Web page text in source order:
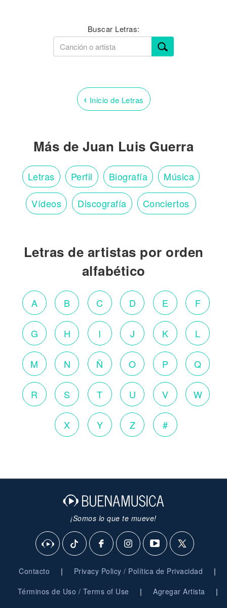
Buscar Letras:
‹ Inicio de Letras
Más de Juan Luis Guerra
Letras Perfil Biografía Música
Vídeos Discografía Conciertos
Letras de artistas por orden
alfabético
A B C D E F
G H I J K L
M N Ñ O P Q
R S T U V W
X Y Z #
¡Somos lo que te mueve!
Contacto | Privacy Policy / Política de Privacidad |
Términos de Uso / Terms of Use | Agregar Artista |